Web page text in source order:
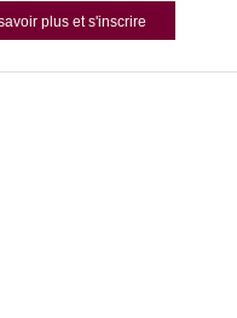
plus et s'inscrire